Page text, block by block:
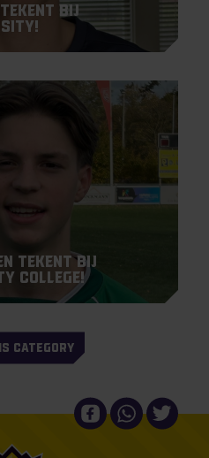
tekent bij
tekent bij
College!
CATEGORY